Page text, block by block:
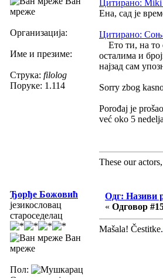
мреже
Организација:
Име и презиме:
Струка: filolog
Поруке: 1.114
Цитирано:
Ена, сад је
Цитирано:
Ето ти, на то
осталима и
најзад сам
Sorry zbog
Porođaj je
već oko 5
These our
Ђорђе Божовић
језикословац
староседелац
Ван
мреже
Пол:
Одг: Називи
« Одговор
Mašala! Čestitke.